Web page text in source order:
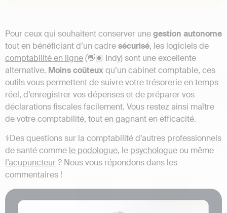
Pour ceux qui souhaitent conserver unegestion autonome
tout en bénéficiant d’un cadresécurisé, les logiciels de
comptabilité en ligne(👋🏽 Indy) sont une excellente
alternative. Moins coûteuxqu’un cabinet comptable, ces
outils vous permettent de suivre votre trésorerie en temps
réel, d’enregistrer vos dépenses et de préparer vos
déclarations fiscales facilement. Vous restez ainsi maître
de votre comptabilité, tout en gagnant en efficacité.
⚕️Des questions sur la comptabilité d’autres professionnels
de santé comme le podologue, le psychologueou même
l’acupuncteur? Nous vous répondons dans les
commentaires !